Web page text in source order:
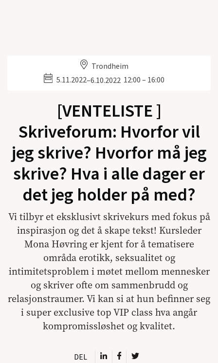
Trondheim
5.11.2022–6.10.2022 12:00 – 16:00
[VENTELISTE ]
Skriveforum: Hvorfor vil
jeg skrive? Hvorfor må jeg
skrive? Hva i alle dager er
det jeg holder på med?
Vi tilbyr et eksklusivt skrivekurs med fokus på
inspirasjon og det å skape tekst! Kursleder
Mona Høvring er kjent for å tematisere
områda erotikk, seksualitet og
intimitetsproblem i møtet mellom mennesker
og skriver ofte om sammenbrudd og
relasjonstraumer. Vi kan si at hun befinner seg
i super exclusive top VIP class hva angår
kompromissløshet og kvalitet.
DEL